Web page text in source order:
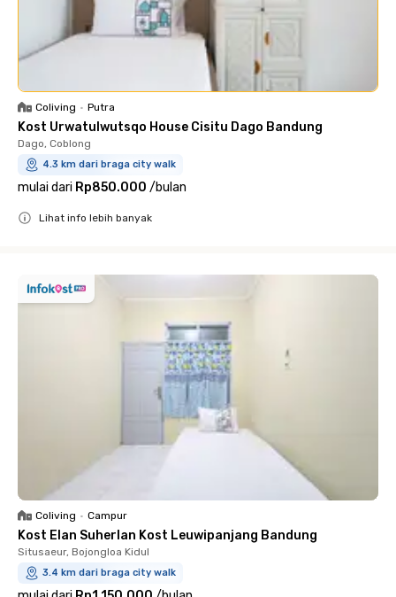
Coliving • Putra
Kost Urwatulwutsqo House Cisitu Dago Bandung
Dago, Coblong
4.3 km dari braga city walk
mulai dari Rp850.000 /bulan
Lihat info lebih banyak
Coliving • Campur
Kost Elan Suherlan Kost Leuwipanjang Bandung
Situsaeur, Bojongloa Kidul
3.4 km dari braga city walk